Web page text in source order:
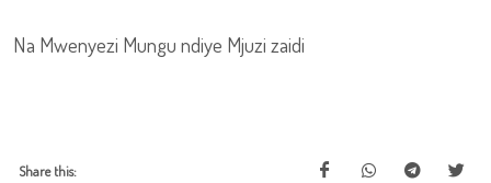
Na Mwenyezi Mungu ndiye Mjuzi zaidi
Share this: